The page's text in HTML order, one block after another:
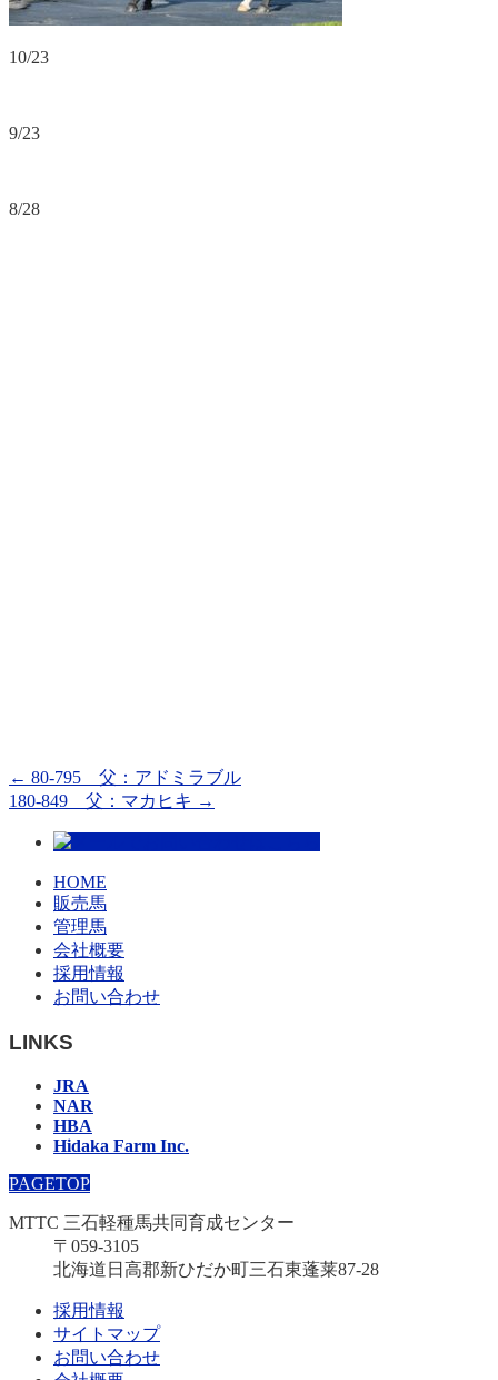
10/23
9/23
8/28
← 80-795 父：アドミラブル
180-849 父：マカヒキ →
HOME
販売馬
管理馬
会社概要
採用情報
お問い合わせ
LINKS
JRA
NAR
HBA
Hidaka Farm Inc.
PAGETOP
MTTC 三石軽種馬共同育成センター
〒059-3105
北海道日高郡新ひだか町三石東蓬莱87-28
採用情報
サイトマップ
お問い合わせ